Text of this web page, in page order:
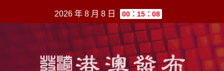
至
2026 年 8 月 8 日 00：15：08